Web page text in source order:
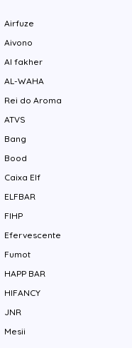
Airfuze
Aivono
Al fakher
AL-WAHA
Rei do Aroma
ATVS
Bang
Bood
Caixa Elf
ELFBAR
FIHP
Efervescente
Fumot
HAPP BAR
HIFANCY
JNR
Mesii